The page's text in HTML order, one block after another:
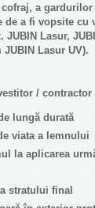
a
de a fi vopsite cu
JUBIN Lasur,
JUBIN Lasur UV).
/
lungă durată
viata a lemnului
la aplicarea
stratului final